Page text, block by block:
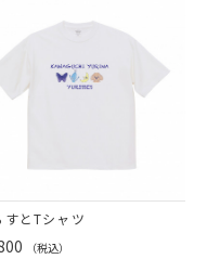
すとTシャツ
（税込）